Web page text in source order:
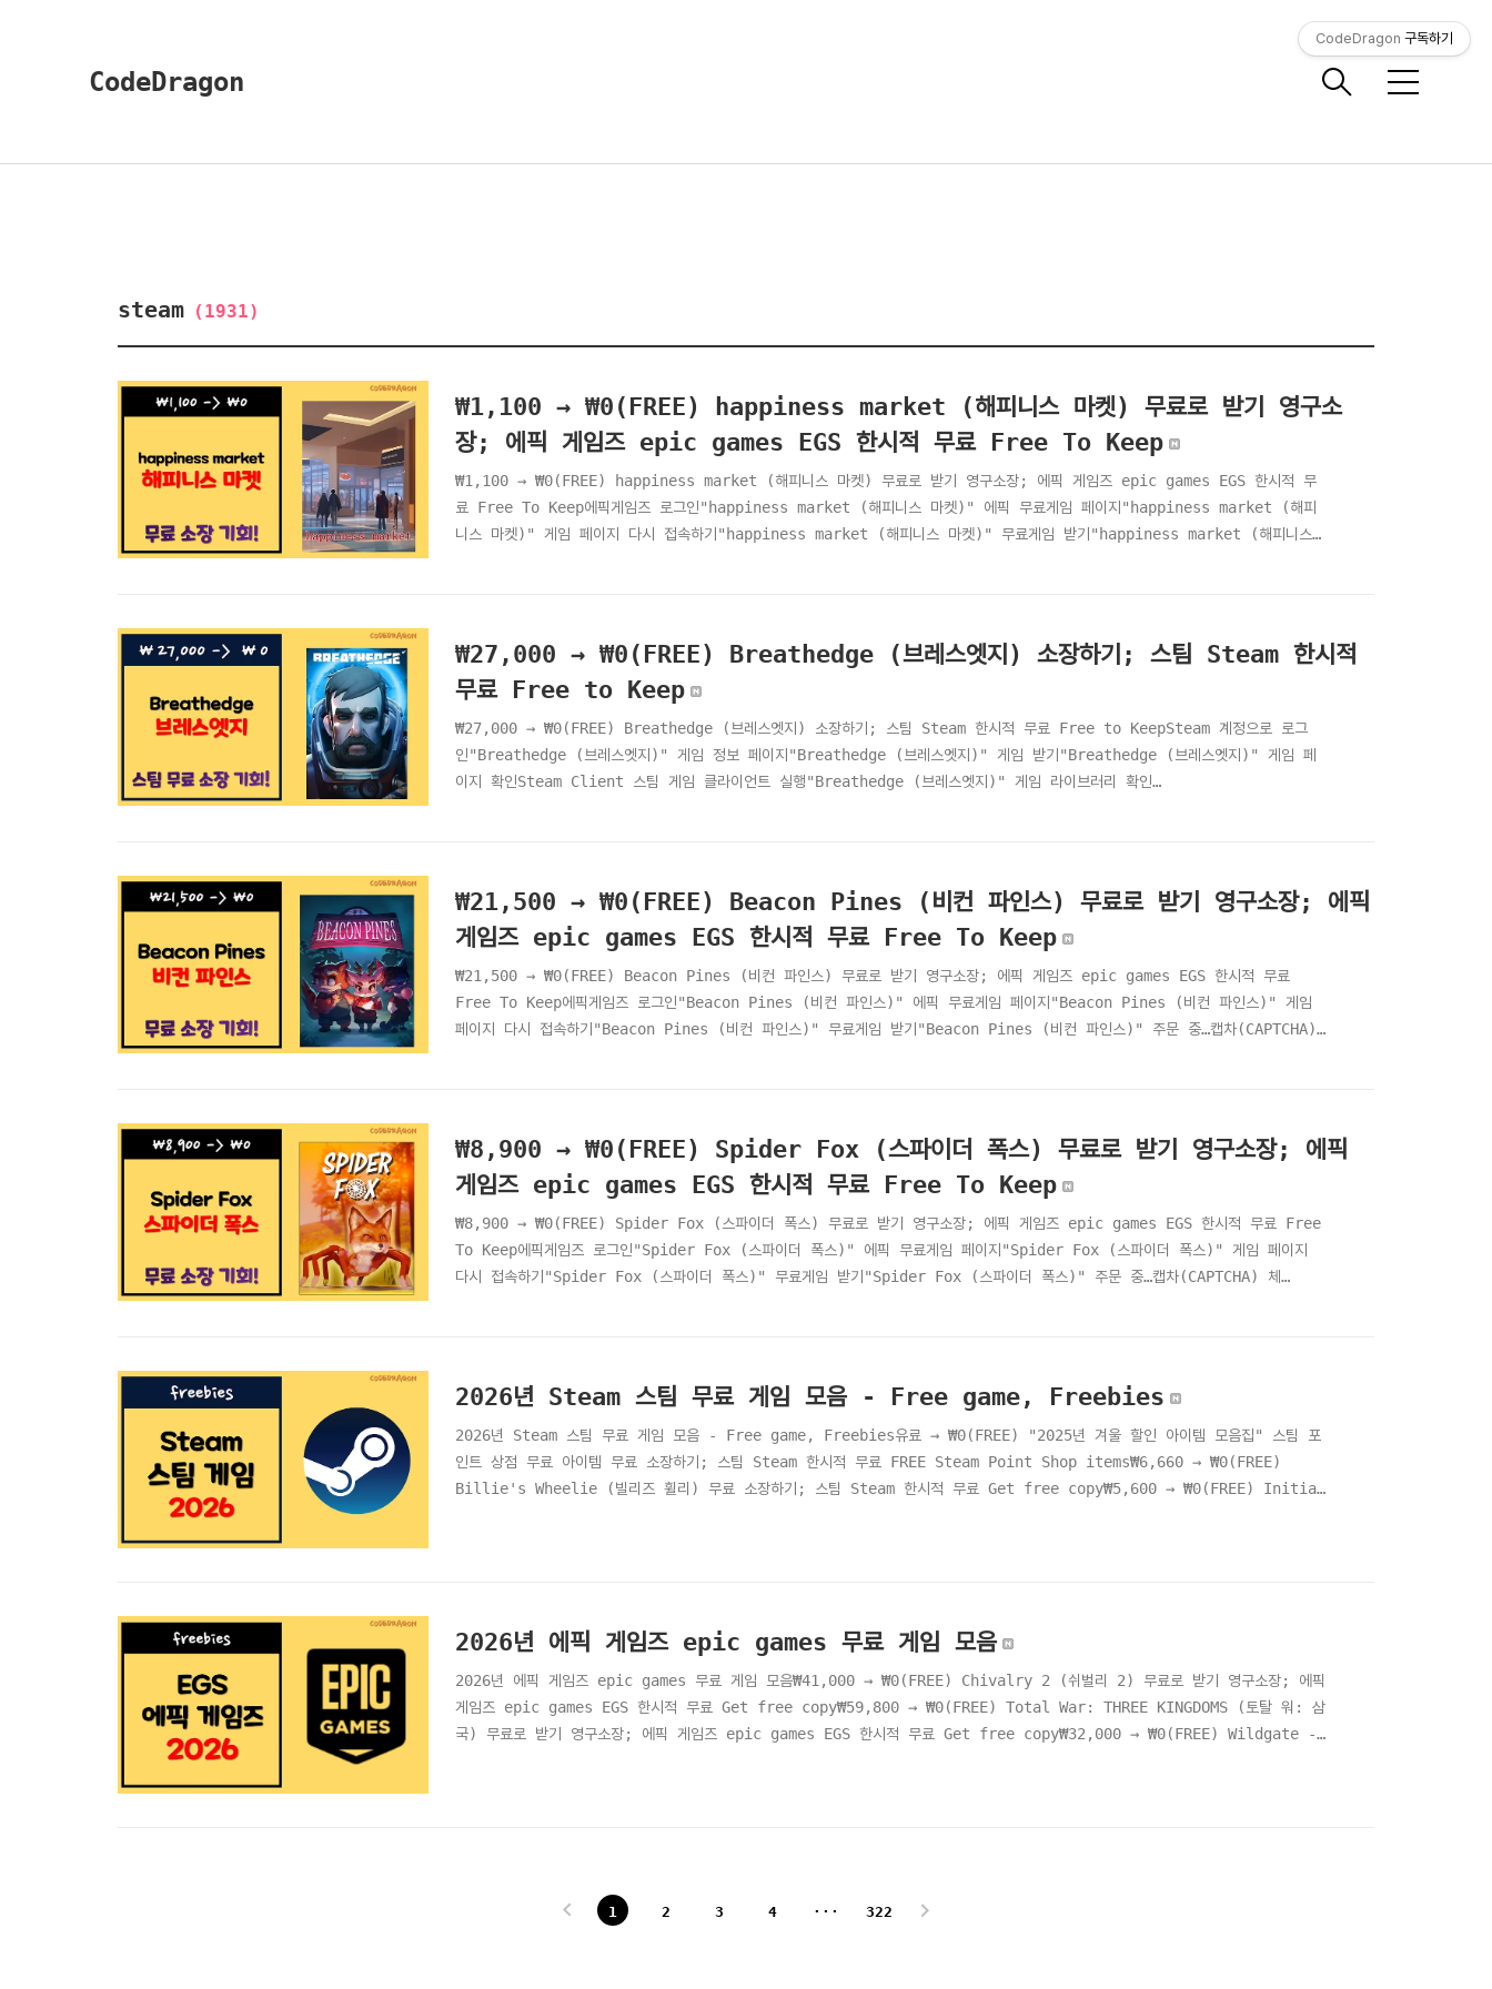
CodeDragon
메
steam (1931)
₩1,100 → ₩0(FREE) happiness market (해피니스 마켓) 무료로 받기 영구소
장; 에픽 게임즈 epic games EGS 한시적 무료 Free To Keep
₩1,100 → ₩0(FREE) happiness market (해피니스 마켓) 무료로 받기 영구소장; 에픽 게임즈 epic games EGS 한시적 무
료 Free To Keep에픽게임즈 로그인"happiness market (해피니스 마켓)" 에픽 무료게임 페이지"happiness market (해피
니스 마켓)" 게임 페이지 다시 접속하기"happiness market (해피니스 마켓)" 무료게임 받기"happiness market (해피니스
₩27,000 → ₩0(FREE) Breathedge (브레스엣지) 소장하기; 스팀 Steam 한시적
무료 Free to Keep
₩27,000 → ₩0(FREE) Breathedge (브레스엣지) 소장하기; 스팀 Steam 한시적 무료 Free to KeepSteam 계정으로 로그
인"Breathedge (브레스엣지)" 게임 정보 페이지"Breathedge (브레스엣지)" 게임 받기"Breathedge (브레스엣지)" 게임 페
이지 확인Steam Client 스팀 게임 클라이언트 실행"Breathedge (브레스엣지)" 게임 라이브러리 확인
₩21,500 → ₩0(FREE) Beacon Pines (비컨 파인스) 무료로 받기 영구소장; 에픽
게임즈 epic games EGS 한시적 무료 Free To Keep
₩21,500 → ₩0(FREE) Beacon Pines (비컨 파인스) 무료로 받기 영구소장; 에픽 게임즈 epic games EGS 한시적 무료
Free To Keep에픽게임즈 로그인"Beacon Pines (비컨 파인스)" 에픽 무료게임 페이지"Beacon Pines (비컨 파인스)" 게임
페이지 다시 접속하기"Beacon Pines (비컨 파인스)" 무료게임 받기"Beacon Pines (비컨 파인스)" 주문 중…캡차(CAPTCHA)
₩8,900 → ₩0(FREE) Spider Fox (스파이더 폭스) 무료로 받기 영구소장; 에픽
게임즈 epic games EGS 한시적 무료 Free To Keep
₩8,900 → ₩0(FREE) Spider Fox (스파이더 폭스) 무료로 받기 영구소장; 에픽 게임즈 epic games EGS 한시적 무료 Free
To Keep에픽게임즈 로그인"Spider Fox (스파이더 폭스)" 에픽 무료게임 페이지"Spider Fox (스파이더 폭스)" 게임 페이지
다시 접속하기"Spider Fox (스파이더 폭스)" 무료게임 받기"Spider Fox (스파이더 폭스)" 주문 중…캡차(CAPTCHA) 체
2026년 Steam 스팀 무료 게임 모음 - Free game, Freebies
2026년 Steam 스팀 무료 게임 모음 - Free game, Freebies유료 → ₩0(FREE) "2025년 겨울 할인 아이템 모음집" 스팀 포
인트 상점 무료 아이템 무료 소장하기; 스팀 Steam 한시적 무료 FREE Steam Point Shop items₩6,660 → ₩0(FREE)
Billie's Wheelie (빌리즈 휠리) 무료 소장하기; 스팀 Steam 한시적 무료 Get free copy₩5,600 → ₩0(FREE) Initial
2026년 에픽 게임즈 epic games 무료 게임 모음
2026년 에픽 게임즈 epic games 무료 게임 모음₩41,000 → ₩0(FREE) Chivalry 2 (쉬벌리 2) 무료로 받기 영구소장; 에픽
게임즈 epic games EGS 한시적 무료 Get free copy₩59,800 → ₩0(FREE) Total War: THREE KINGDOMS (토탈 워: 삼
국) 무료로 받기 영구소장; 에픽 게임즈 epic games EGS 한시적 무료 Get free copy₩32,000 → ₩0(FREE) Wildgate -
1 2 3 4 ··· 322
CodeDragon 구독하기